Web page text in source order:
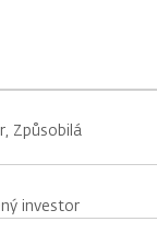
Způsobilá
investor